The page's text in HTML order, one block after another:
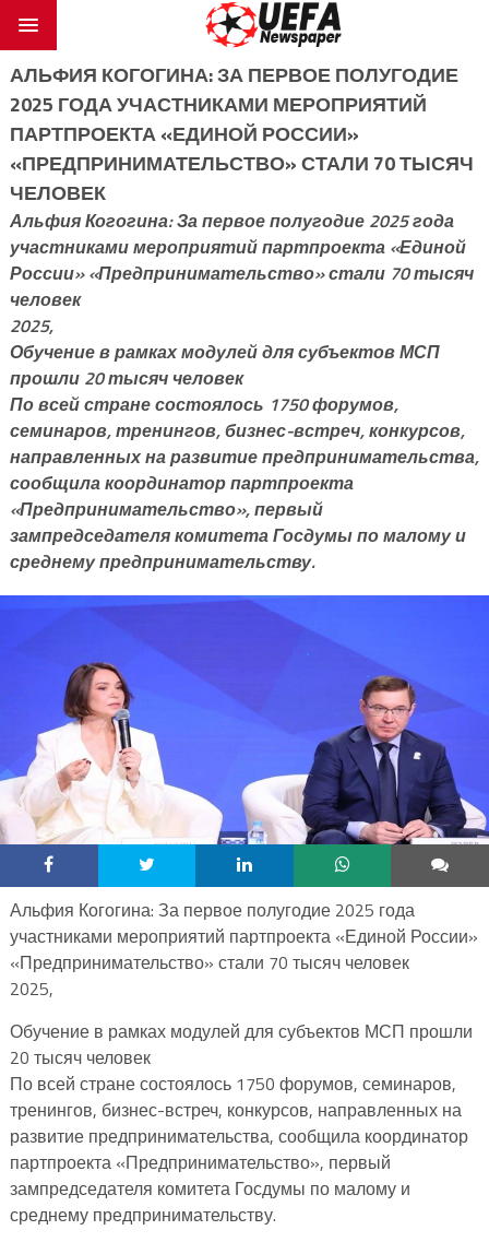
АЛЬФИЯ КОГОГИНА: ЗА ПЕРВОЕ ПОЛУГОДИЕ
2025 ГОДА УЧАСТНИКАМИ МЕРОПРИЯТИЙ
ПАРТПРОЕКТА «ЕДИНОЙ РОССИИ»
«ПРЕДПРИНИМАТЕЛЬСТВО» СТАЛИ 70 ТЫСЯЧ
ЧЕЛОВЕК
Альфия Когогина: За первое полугодие 2025 года
участниками мероприятий партпроекта «Единой
России» «Предпринимательство» стали 70 тысяч
человек
2025,
Обучение в рамках модулей для субъектов МСП
прошли 20 тысяч человек
По всей стране состоялось 1750 форумов,
семинаров, тренингов, бизнес-встреч, конкурсов,
направленных на развитие предпринимательства,
сообщила координатор партпроекта
«Предпринимательство», первый
зампредседателя комитета Госдумы по малому и
среднему предпринимательству.
Альфия Когогина: За первое полугодие 2025 года
участниками мероприятий партпроекта «Единой России»
«Предпринимательство» стали 70 тысяч человек
2025,
Обучение в рамках модулей для субъектов МСП прошли
20 тысяч человек
По всей стране состоялось 1750 форумов, семинаров,
тренингов, бизнес-встреч, конкурсов, направленных на
развитие предпринимательства, сообщила координатор
партпроекта «Предпринимательство», первый
зампредседателя комитета Госдумы по малому и
среднему предпринимательству.